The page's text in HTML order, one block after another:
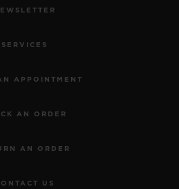
SERVICES
APPOINTMENT
AN ORDER
AN ORDER
US